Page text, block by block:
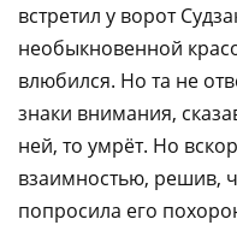
встретил у ворот
необыкновенной
влюбился. Но та не
знаки внимания,
ней, то умрёт. Но
взаимностью, решив,
попросила его